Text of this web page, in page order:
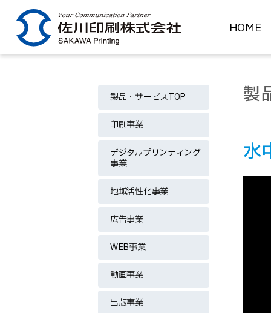
HOME
製
水
製品・サービスTOP
印刷事業
デジタルプリンティング
事業
地域活性化事業
広告事業
WEB事業
動画事業
出版事業